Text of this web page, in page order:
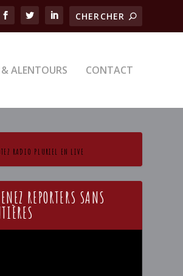
ALENTOURS CONTACT
RADIO PLURIEL EN LIVE
REPORTERS SANS